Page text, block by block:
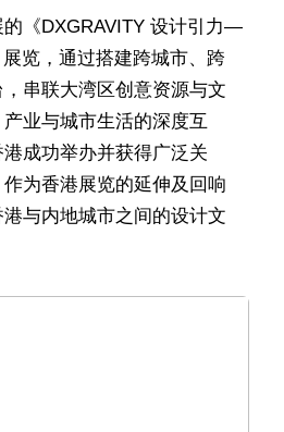
《DXGRAVITY 设计引力—
览，通过搭建跨城市、跨
串联大湾区创意资源与文
业与城市生活的深度互
成功举办并获得广泛关
为香港展览的延伸及回响
与内地城市之间的设计文